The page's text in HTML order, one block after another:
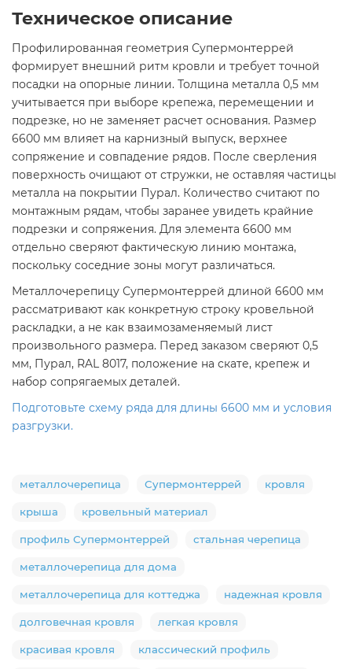
Техническое описание
Профилированная геометрия Супермонтеррей
формирует внешний ритм кровли и требует точной
посадки на опорные линии. Толщина металла 0,5 мм
учитывается при выборе крепежа, перемещении и
подрезке, но не заменяет расчет основания. Размер
6600 мм влияет на карнизный выпуск, верхнее
сопряжение и совпадение рядов. После сверления
поверхность очищают от стружки, не оставляя частицы
металла на покрытии Пурал. Количество считают по
монтажным рядам, чтобы заранее увидеть крайние
подрезки и сопряжения. Для элемента 6600 мм
отдельно сверяют фактическую линию монтажа,
поскольку соседние зоны могут различаться.
Металлочерепицу Супермонтеррей длиной 6600 мм
рассматривают как конкретную строку кровельной
раскладки, а не как взаимозаменяемый лист
произвольного размера. Перед заказом сверяют 0,5
мм, Пурал, RAL 8017, положение на скате, крепеж и
набор сопрягаемых деталей.
Подготовьте схему ряда для длины 6600 мм и условия
разгрузки.
металлочерепица Супермонтеррей кровля
крыша кровельный материал
профиль Супермонтеррей стальная черепица
металлочерепица для дома
металлочерепица для коттеджа надежная кровля
долговечная кровля легкая кровля
красивая кровля классический профиль